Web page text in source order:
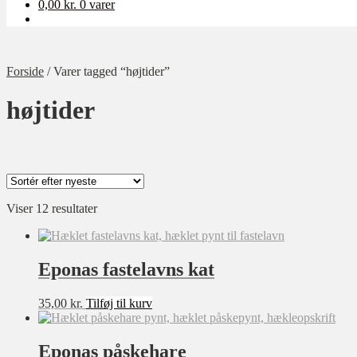
0,00 kr. 0 varer
Forside /Varer tagged “højtider”
højtider
Kategori
Ukategoriseret
Bolig
Børn
Viser 12 resultaterSorteret
seneste
Eponas fastelavns kat
35,00 kr. Tilføj til kurv
Eponas påskehare